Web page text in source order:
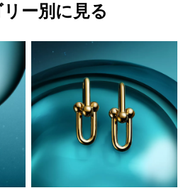
ー別に見る